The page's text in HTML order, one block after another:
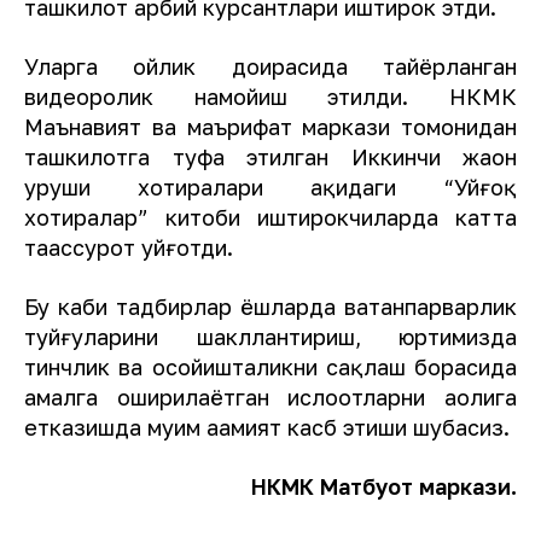
ташкилот ҳарбий курсантлари иштирок этди.
Уларга ойлик доирасида тайёрланган
видеоролик намойиш этилди. НКМК
Маънавият ва маърифат маркази томонидан
ташкилотга туҳфа этилган Иккинчи жаҳон
уруши хотиралари ҳақидаги “Уйғоқ
хотиралар” китоби иштирокчиларда катта
таассурот уйғотди.
Бу каби тадбирлар ёшларда ватанпарварлик
туйғуларини шакллантириш, юртимизда
тинчлик ва осойишталикни сақлаш борасида
амалга оширилаётган ислоҳотларни аҳолига
етказишда муҳим аҳамият касб этиши шубҳасиз.
НКМК Матбуот маркази.